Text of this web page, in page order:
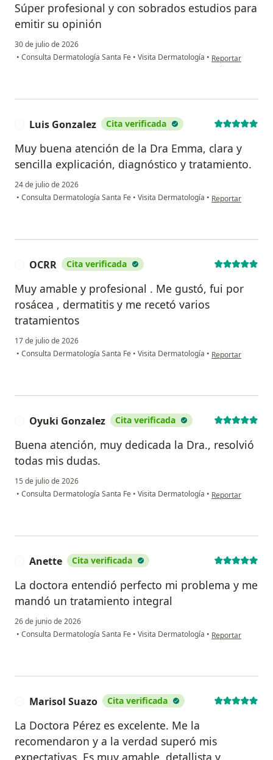
Súper profesional y con sobrados estudios para
emitir su opinión
30 de julio de 2026
• Consulta Dermatología Santa Fe • Visita Dermatología • en opinión del
Reportar
Luis Gonzalez Cita verificada
Muy buena atención de la Dra Emma, clara y
sencilla explicación, diagnóstico y tratamiento.
24 de julio de 2026
• Consulta Dermatología Santa Fe • Visita Dermatología • en opinión del
Reportar
OCRR Cita verificada
Muy amable y profesional . Me gustó, fui por
rosácea , dermatitis y me recetó varios
tratamientos
17 de julio de 2026
• Consulta Dermatología Santa Fe • Visita Dermatología • en opinión del
Reportar
Oyuki Gonzalez Cita verificada
Buena atención, muy dedicada la Dra., resolvió
todas mis dudas.
15 de julio de 2026
• Consulta Dermatología Santa Fe • Visita Dermatología • en opinión del
Reportar
Anette Cita verificada
La doctora entendió perfecto mi problema y me
mandó un tratamiento integral
26 de junio de 2026
• Consulta Dermatología Santa Fe • Visita Dermatología • en opinión del
Reportar
Marisol Suazo Cita verificada
La Doctora Pérez es excelente. Me la
recomendaron y a la verdad superó mis
expectativas. Es muy amable, detallista y